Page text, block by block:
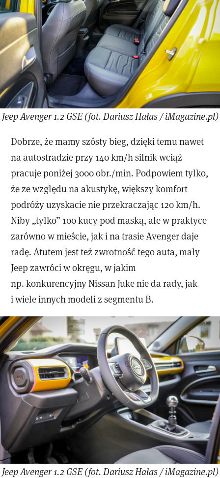
Jeep Avenger 1.2 GSE (fot. Dariusz Hałas / iMagazine.pl)
Dobrze, że mamy szósty bieg, dzięki temu nawet
na autostradzie przy 140 km/h silnik wciąż
pracuje poniżej 3000 obr./min. Podpowiem tylko,
że ze względu na akustykę, większy komfort
podróży uzyskacie nie przekraczając 120 km/h.
Niby „tylko” 100 kucy pod maską, ale w praktyce
zarówno w mieście, jak i na trasie Avenger daje
radę. Atutem jest też zwrotność tego auta, mały
Jeep zawróci w okręgu, w jakim
np. konkurencyjny Nissan Juke nie da rady, jak
i wiele innych modeli z segmentu B.
Jeep Avenger 1.2 GSE (fot. Dariusz Hałas / iMagazine.pl)